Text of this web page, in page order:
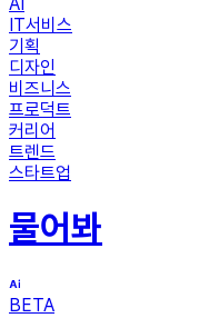
IT서비스
기획
디자인
비즈니스
프로덕트
커리어
트렌드
스타트업
물어봐
BETA